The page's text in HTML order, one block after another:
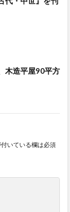
木造平屋90平方
いている欄は必須